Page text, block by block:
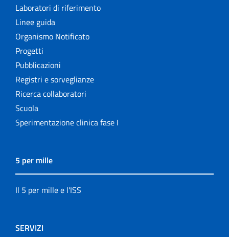
Laboratori di riferimento
Linee guida
Organismo Notificato
Progetti
Pubblicazioni
Registri e sorveglianze
Ricerca collaboratori
Scuola
Sperimentazione clinica fase I
5 per mille
Il 5 per mille e l'ISS
SERVIZI